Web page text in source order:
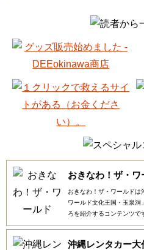
おきなわ！ザ・ワ
おきなわ！ザ・ワールドは
ワールド文化王国・玉泉洞
ろを紹介するコンテンツで
沖縄レンタカー大